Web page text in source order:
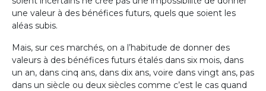
une valeur à des bénéfices futurs, quels que soient les
aléas subis.
Mais, sur ces marchés, on a l’habitude de donner des
valeurs à des bénéfices futurs étalés dans six mois, dans
un an, dans cinq ans, dans dix ans, voire dans vingt ans, pas
dans un siècle ou deux siècles comme c’est le cas quand